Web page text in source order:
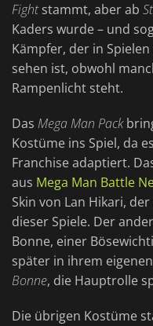
Fightstammt, aber ab
Kaders wurde – und
Kämpfer, der in Spielen
sehen ist, obwohl
Rampenlicht steht.
Das Mega Man Pack
Kostüme ins Spiel, da
Franchise adaptiert.
aus Mega Man Battle
Skin von Lan Hikari,
dieser Spiele. Der
Bonne, einer
später in ihrem
Bonne, die Hauptrolle
Die übrigen Kostüme